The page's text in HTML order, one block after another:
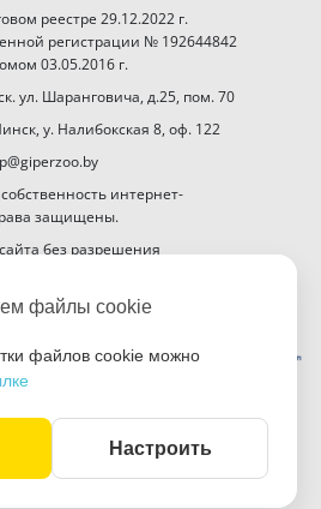
реестре 29.12.2022 г.
регистрации № 192644842
03.05.2016 г.
ул. Шаранговича, д.25, пом. 70
у. Налибокская 8, оф. 122
интернет-
защищены.
без разрешения
файлы cookie
файлов cookie можно
Настроить